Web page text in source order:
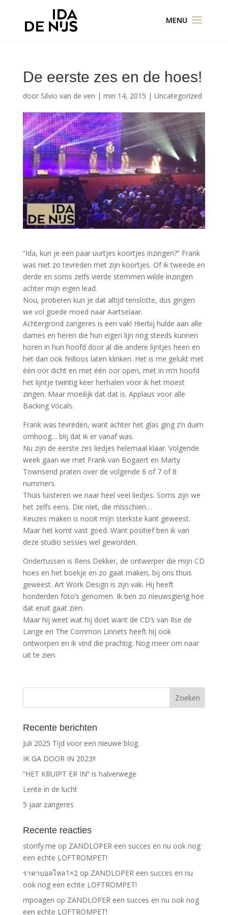
De eerste zes en de hoes!
door Silvio van de ven | mei 14, 2015 | Uncategorized
“Ida, kun je een paar uurtjes koortjes inzingen?” Frank
was niet zo tevreden met zijn koortjes. Of ik tweede en
derde en soms zelfs vierde stemmen wilde inzingen
achter mijn eigen lead.
Nou, proberen kun je dat altijd tenslotte, dus gingen
we vol goede moed naar Aartselaar.
Achtergrond zangeres is een vak! Hierbij hulde aan alle
dames en heren die hun eigen lijn nog steeds kunnen
horen in hun hoofd door al die andere lijntjes heen en
het dan ook feilloos laten klinken. Het is me gelukt met
één oor dicht en met één oor open, met in m’n hoofd
het lijntje twintig keer herhalen voor ik het moest
zingen. Maar moeilijk dat dat is. Applaus voor alle
Backing Vocals.
Frank was tevreden, want achter het glas ging z’n duim
omhoog… blij dat ik er vanaf was.
Nu zijn de eerste zes liedjes helemaal klaar. Volgende
week gaan we met Frank van Bogaert en Marty
Townsend praten over de volgende 6 of 7 of 8
nummers.
Thuis luisteren we naar heel veel liedjes. Soms zijn we
het zelfs eens. Die niet, die misschien…
Keuzes maken is nooit mijn sterkste kant geweest.
Maar het komt vast goed. Want positief ben ik van
deze studio sessies wel geworden.
Ondertussen is Rens Dekker, de ontwerper die mijn CD
hoes en het boekje en zo gaat maken, bij ons thuis
geweest. Art Work Design is zijn vak. Hij heeft
honderden foto’s genomen. Ik ben zo nieuwsgierig hoe
dat eruit gaat zien.
Maar hij weet wat hij doet want de CD’s van Ilse de
Lange en The Common Linnets heeft hij ook
ontworpen en ik vind die prachtig. Nog meer om naar
uit te zien.
Recente berichten
Juli 2025 Tijd voor een nieuwe blog.
IK GA DOOR IN 2023!!
“HET KRUIPT ER IN” is halverwege
Lente in de lucht
5 jaar zangeres
Recente reacties
storify.me op ZANDLOPER een succes en nu ook nog
een echte LOFTROMPET!
ราคาบอลไหล1×2op ZANDLOPER een succes en nu
ook nog een echte LOFTROMPET!
mpoagen op ZANDLOPER een succes en nu ook nog
een echte LOFTROMPET!